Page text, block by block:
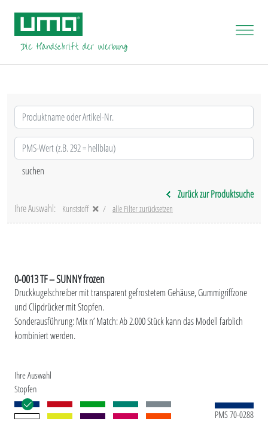
Zurück zur Produktsuche
Ihre Auswahl:
Kunststoff alle Filter zurücksetzen
0-0013 TF – SUNNY frozen
Druckkugelschreiber mit transparent gefrostetem Gehäuse, Gummigriffzone
und Clipdrücker mit Stopfen.
Sonderausführung: Mix n’ Match: Ab 2.000 Stück kann das Modell farblich
kombiniert werden.
Ihre Auswahl
Stopfen
PMS 70-0288